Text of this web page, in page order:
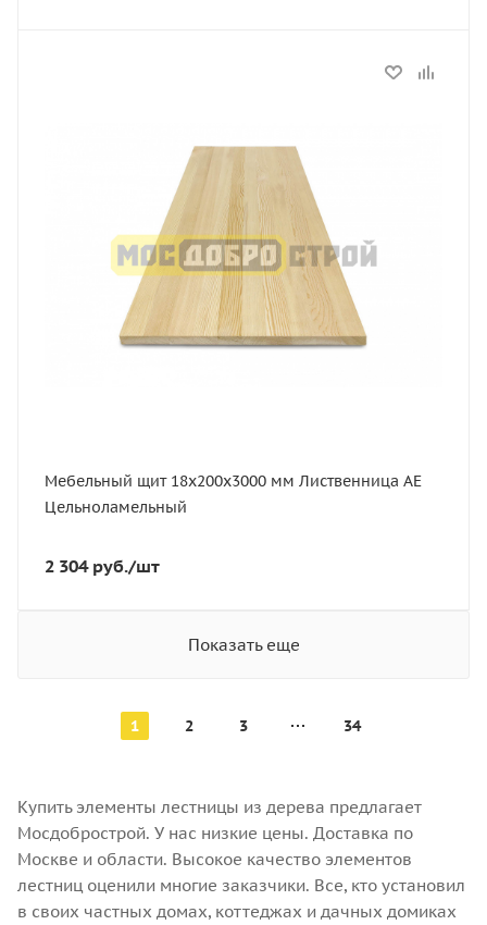
Ширина, мм
Мебельный щит 18х200х3000 мм Лиственница АЕ
Цельноламельный
2 304руб./шт
Показать еще
1 2 3 34
Купить элементы лестницы из дерева предлагает
Мосдобрострой. У нас низкие цены. Доставка по
Москве и области. Высокое качество элементов
лестниц оценили многие заказчики. Все, кто установил
в своих частных домах, коттеджах и дачных домиках